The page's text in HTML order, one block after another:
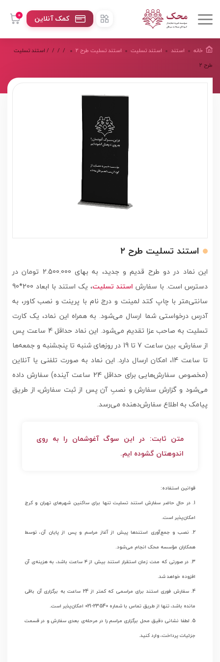
0 کمک آنلاین
خانه / استند / استند تسلیت / استند تسلیت طرح ۲
/ استند تسلیت
طرح ۲
استند تسلیت طرح ۲
این نماد در دو طرح قدیم و جدید، به بهای 2.500.000 تومان در
دسترس است. با سفارش استند تسلیت
، یک استند با ابعاد 200*90
سانتی‌متر با چاپ کتد لمینت و درج نام با پرینت و نصب کاور، به
آدرس درخواستی شما ارسال می‌شود. به همراه این نماد، یک کارت
تسلیت به صاحب عزا تقدیم می‌شود. این نماد حداقل 4 ساعت پس
از سفارش، بین ساعت 7 تا 19 در روزهای شنبه تا پنجشنبه و جمعه‌ها
تا ساعت 14، امکان ارسال دارد. این نماد به صورت تلفنی یا آنلاین
(مخصوص سفارش‌هایی برای حداقل 24 ساعت آینده) سفارش داده
می‌شود و گزارش سفارش و نصبِ آن پس از ثبت سفارش، از طریق
پیامک به اطلاع سفارش‌دهنده می‌رسد.
متن ثابت: در این سوگ آغوشمان را به روی
اندوهتان گشوده ایم.
قوانین استفاده:
1. در حال حاضر سفارش استند تسلیت تنها برای ساکنین شهرهای تهران و کرج
امكان‌پذير است.
2. نصب و جمع‌آوری استندها پیش از آغاز مراسم و پس از پایان آن، توسط
همکاران مؤسسه محک انجام می‌شود.
3. در صورتی‌ که مدت زمان استقرار استند بیش از ۴ ساعت باشد، به هزینه‌ی آن
افزوده خواهد شد.
4. سفارش فوری استند برای مراسمی که کمتر از 24 ساعت به برگزاری آن باقی
مانده باشد، تنها از طریق تماس با شماره 23540-021 امکان‌پذیر است.
5. لطفا نشانی دقیق محل برگزاری مراسم را در مرحله‌ی بعدی سفارش و در قسمت
جزئیات پرداخت، وارد کنید.